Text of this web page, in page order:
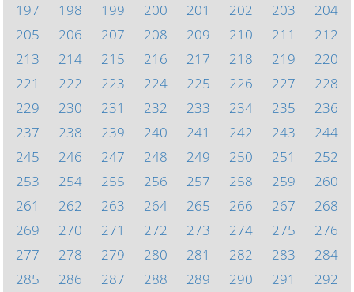
197
198 199 200 201 202 203
204
205
206 207 208 209 210 211
212
213
214 215 216 217 218 219
220
221
222 223 224 225 226 227
228
229
230 231 232 233 234 235
236
237
238 239 240 241 242 243
244
245
246 247 248 249 250 251
252
253
254 255 256 257 258 259
260
261
262 263 264 265 266 267
268
269
270 271 272 273 274 275
276
277
278 279 280 281 282 283
284
285
286 287 288 289 290 291
292